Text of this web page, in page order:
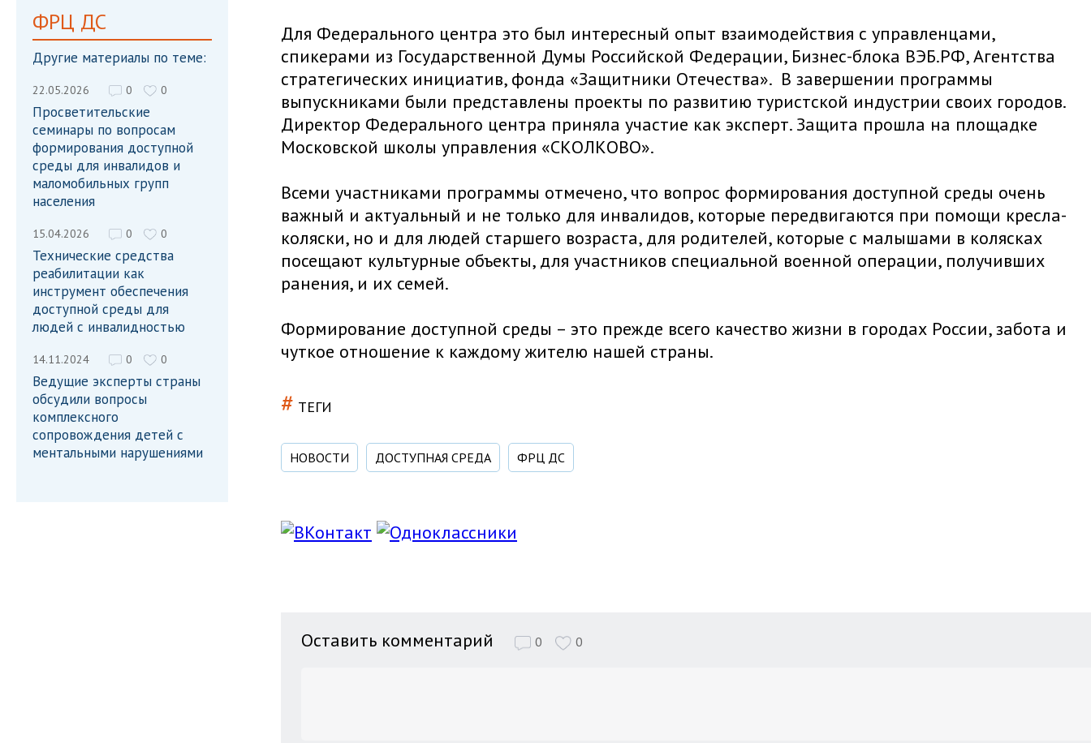
ФРЦ ДС
Другие материалы по теме:
22.05.2026 0 0
Просветительские
семинары по вопросам
формирования доступной
среды для инвалидов и
маломобильных групп
населения
15.04.2026 0 0
Технические средства
реабилитации как
инструмент обеспечения
доступной среды для
людей с инвалидностью
14.11.2024 0 0
Ведущие эксперты страны
обсудили вопросы
комплексного
сопровождения детей с
ментальными нарушениями
Для Федерального центра это был интересный опыт взаимодействия с управленцами,
спикерами из Государственной Думы Российской Федерации, Бизнес-блока ВЭБ.РФ, Агентства
стратегических инициатив, фонда «Защитники Отечества». В завершении программы
выпускниками были представлены проекты по развитию туристской индустрии своих городов.
Директор Федерального центра приняла участие как эксперт. Защита прошла на площадке
Московской школы управления «СКОЛКОВО».
Всеми участниками программы отмечено, что вопрос формирования доступной среды очень
важный и актуальный и не только для инвалидов, которые передвигаются при помощи кресла-
коляски, но и для людей старшего возраста, для родителей, которые с малышами в колясках
посещают культурные объекты, для участников специальной военной операции, получивших
ранения, и их семей.
Формирование доступной среды – это прежде всего качество жизни в городах России, забота и
чуткое отношение к каждому жителю нашей страны.
# ТЕГИ
НОВОСТИ ДОСТУПНАЯ СРЕДА ФРЦ ДС
Оставить комментарий 0 0